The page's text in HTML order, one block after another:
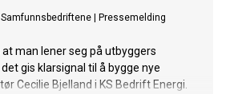
Samfunnsbedriftene Pressemelding
man lener seg på utbyggers
gis klarsignal til å bygge nye
Cecilie Bjelland i KS Bedrift Energi.